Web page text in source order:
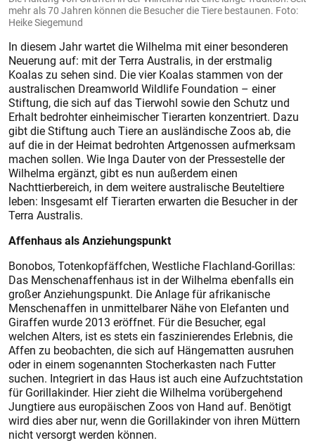
mehr als 70 Jahren können die Besucher die Tiere bestaunen. Foto:
Heike Siegemund
In diesem Jahr wartet die Wilhelma mit einer besonderen
Neuerung auf: mit der Terra Australis, in der erstmalig
Koalas zu sehen sind. Die vier Koalas stammen von der
australischen Dreamworld Wildlife Foundation – einer
Stiftung, die sich auf das Tierwohl sowie den Schutz und
Erhalt bedrohter einheimischer Tierarten konzentriert. Dazu
gibt die Stiftung auch Tiere an ausländische Zoos ab, die
auf die in der Heimat bedrohten Artgenossen aufmerksam
machen sollen. Wie Inga Dauter von der Pressestelle der
Wilhelma ergänzt, gibt es nun außerdem einen
Nachttierbereich, in dem weitere australische Beuteltiere
leben: Insgesamt elf Tierarten erwarten die Besucher in der
Terra Australis.
Affenhaus als Anziehungspunkt
Bonobos, Totenkopfäffchen, Westliche Flachland-Gorillas:
Das Menschenaffenhaus ist in der Wilhelma ebenfalls ein
großer Anziehungspunkt. Die Anlage für afrikanische
Menschenaffen in unmittelbarer Nähe von Elefanten und
Giraffen wurde 2013 eröffnet. Für die Besucher, egal
welchen Alters, ist es stets ein faszinierendes Erlebnis, die
Affen zu beobachten, die sich auf Hängematten ausruhen
oder in einem sogenannten Stocherkasten nach Futter
suchen. Integriert in das Haus ist auch eine Aufzuchtstation
für Gorillakinder. Hier zieht die Wilhelma vorübergehend
Jungtiere aus europäischen Zoos von Hand auf. Benötigt
wird dies aber nur, wenn die Gorillakinder von ihren Müttern
nicht versorgt werden können.